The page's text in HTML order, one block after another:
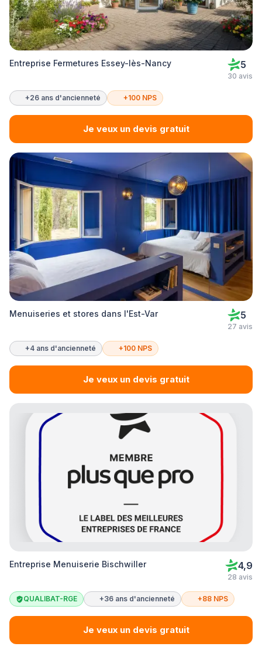
Entreprise Fermetures Essey-lès-Nancy 5
30 avis
+26 ans d'ancienneté +100 NPS
Je veux un devis gratuit
Menuiseries et stores dans l'Est-Var 5
27 avis
+4 ans d'ancienneté +100 NPS
Je veux un devis gratuit
Entreprise Menuiserie Bischwiller 4,9
28 avis
QUALIBAT-RGE +36 ans d'ancienneté +88 NPS
Je veux un devis gratuit